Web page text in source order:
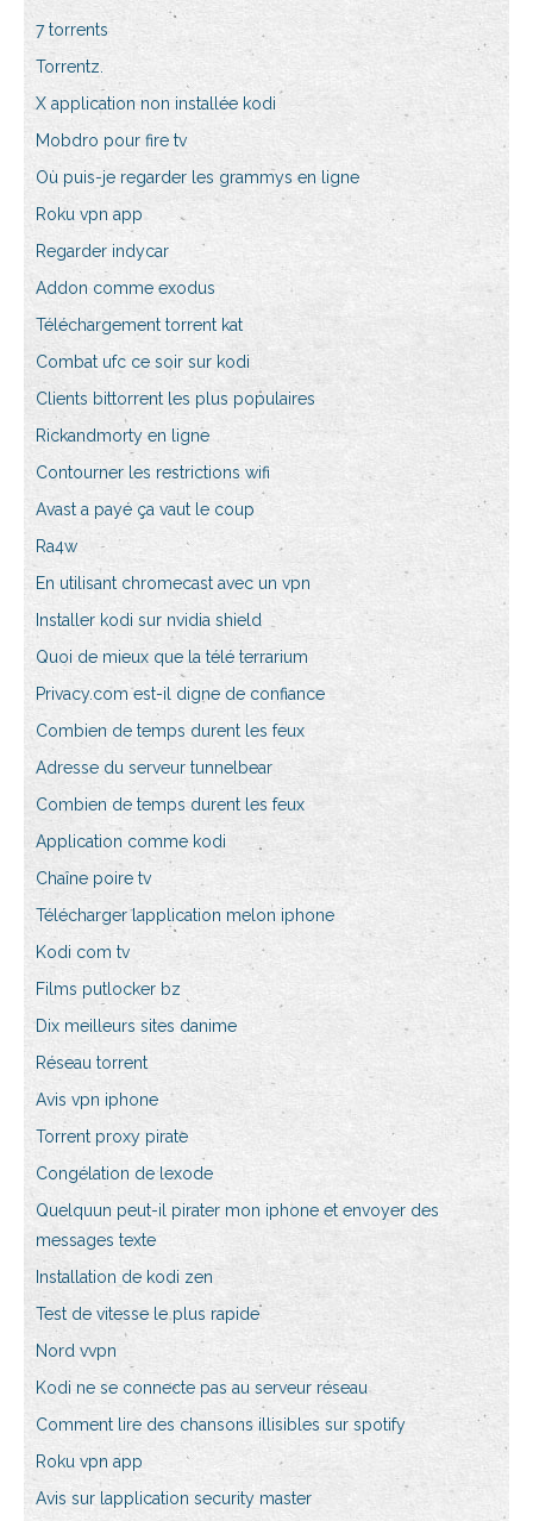
7 torrents
Torrentz.
X application non installée kodi
Mobdro pour fire tv
Où puis-je regarder les grammys en ligne
Roku vpn app
Regarder indycar
Addon comme exodus
Téléchargement torrent kat
Combat ufc ce soir sur kodi
Clients bittorrent les plus populaires
Rickandmorty en ligne
Contourner les restrictions wifi
Avast a payé ça vaut le coup
Ra4w
En utilisant chromecast avec un vpn
Installer kodi sur nvidia shield
Quoi de mieux que la télé terrarium
Privacy.com est-il digne de confiance
Combien de temps durent les feux
Adresse du serveur tunnelbear
Combien de temps durent les feux
Application comme kodi
Chaîne poire tv
Télécharger lapplication melon iphone
Kodi com tv
Films putlocker bz
Dix meilleurs sites danime
Réseau torrent
Avis vpn iphone
Torrent proxy pirate
Congélation de lexode
Quelquun peut-il pirater mon iphone et envoyer des
messages texte
Installation de kodi zen
Test de vitesse le plus rapide
Nord vvpn
Kodi ne se connecte pas au serveur réseau
Comment lire des chansons illisibles sur spotify
Roku vpn app
Avis sur lapplication security master